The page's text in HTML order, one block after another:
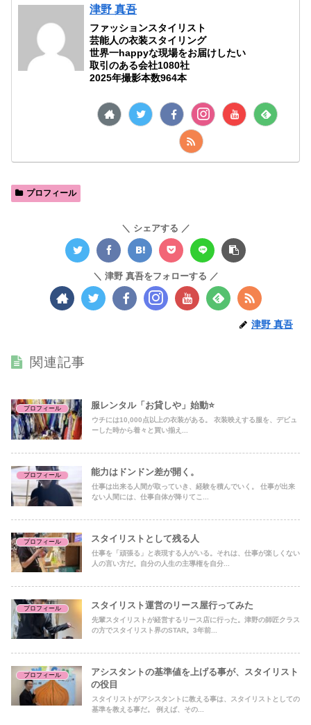
津野 真吾
ファッションスタイリスト
芸能人の衣装スタイリング
世界一happyな現場をお届けしたい
取引のある会社1080社
2025年撮影本数964本
プロフィール
シェアする
津野 真吾をフォローする
津野 真吾
関連記事
プロフィール 服レンタル「お貸しや」始動⭐️
ウチには10,000点以上の衣装がある。 衣装映えする服を、デビュ
ーした時から着々と買い揃え...
プロフィール 能力はドンドン差が開く。
仕事は出来る人間が取っていき、経験を積んでいく。 仕事が出来
ない人間には、仕事自体が降りてこ...
プロフィール スタイリストとして残る人
仕事を「頑張る」と表現する人がいる。それは、仕事が楽しくない
人の言い方だ。自分の人生の主導権を自分...
プロフィール スタイリスト運営のリース屋行ってみた
先輩スタイリストが経営するリース店に行った。津野の師匠クラス
の方でスタイリスト界のSTAR。3年前...
プロフィール
アシスタントの基準値を上げる事が、スタイリスト
の役目
スタイリストがアシスタントに教える事は、スタイリストとしての
基準を教える事だ。 例えば、その...